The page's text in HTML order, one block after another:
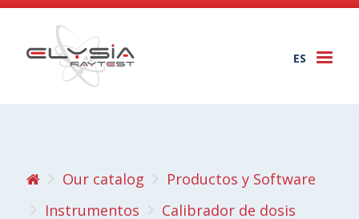
ES
Our catalog
Productos y Software
Instrumentos
Calibrador de dosis